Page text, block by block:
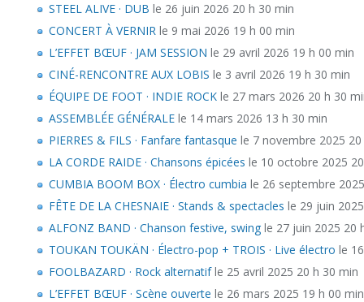
STEEL ALIVE · DUB le 26 juin 2026 20 h 30 min
CONCERT À VERNIR le 9 mai 2026 19 h 00 min
L’EFFET BŒUF · JAM SESSION le 29 avril 2026 19 h 00 min
CINÉ-RENCONTRE AUX LOBIS le 3 avril 2026 19 h 30 min
ÉQUIPE DE FOOT · INDIE ROCK le 27 mars 2026 20 h 30
ASSEMBLÉE GÉNÉRALE le 14 mars 2026 13 h 30 min
PIERRES & FILS · Fanfare fantasque le 7 novembre 2025
LA CORDE RAIDE · Chansons épicées le 10 octobre 2025
CUMBIA BOOM BOX · Électro cumbia le 26 septembre
FÊTE DE LA CHESNAIE · Stands & spectacles le 29 juin
ALFONZ BAND · Chanson festive, swing le 27 juin 2025 20
TOUKAN TOUKÄN · Électro-pop + TROIS · Live électro le
FOOLBAZARD · Rock alternatifle 25 avril 2025 20 h 30 min
L’EFFET BŒUF · Scène ouverte le 26 mars 2025 19 h 00 min